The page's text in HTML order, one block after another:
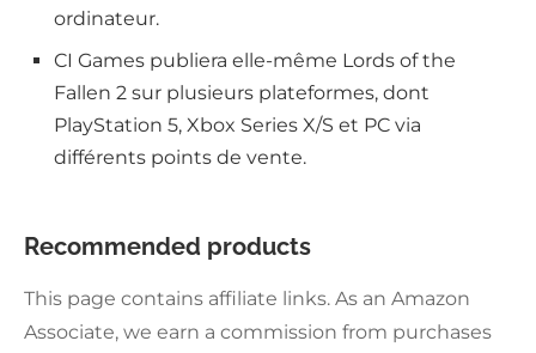
ordinateur.
CI Games publiera elle-même Lords of the
Fallen 2 sur plusieurs plateformes, dont
PlayStation 5, Xbox Series X/S et PC via
différents points de vente.
Recommended products
This page contains affiliate links. As an Amazon
Associate, we earn a commission from purchases